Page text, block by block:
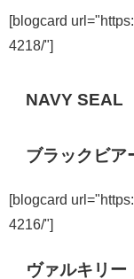
[blogcard
4218/"]
NAVY SEAL
ブラックビア
[blogcard
4216/"]
ヴァルキリー